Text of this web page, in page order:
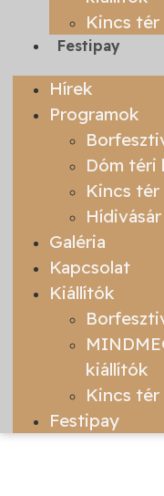
Kincs
Festipay
Hírek
Programok
Dóm téri
Kincs tér
Hídivásár
Galéria
Kapcsolat
Kiállítók
kiállítók
Kincs
Festipay